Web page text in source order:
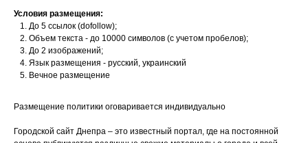
Условия размещения:
До 5 ссылок (dofollow);
Объем текста - до 10000 символов (с учетом пробелов);
До 2 изображений;
Язык размещения - русский, украинский
Вечное размещение
Размещение политики оговаривается индивидуально
Городской сайт Днепра – это известный портал, где на постоянной